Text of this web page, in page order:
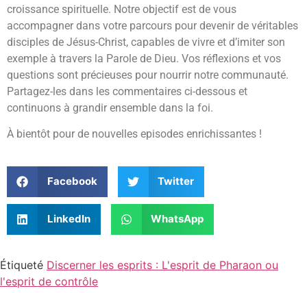
croissance spirituelle. Notre objectif est de vous
accompagner dans votre parcours pour devenir de véritables
disciples de Jésus-Christ, capables de vivre et d’imiter son
exemple à travers la Parole de Dieu. Vos réflexions et vos
questions sont précieuses pour nourrir notre communauté.
Partagez-les dans les commentaires ci-dessous et
continuons à grandir ensemble dans la foi.
À bientôt pour de nouvelles episodes enrichissantes !
Facebook Twitter
LinkedIn WhatsApp
Étiqueté Discerner les esprits : L'esprit de Pharaon ou
l'esprit de contrôle